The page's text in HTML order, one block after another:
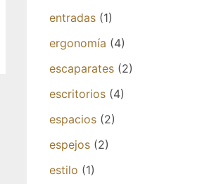
entradas (1)
ergonomía (4)
escaparates (2)
escritorios (4)
espacios (2)
espejos (2)
estilo (1)